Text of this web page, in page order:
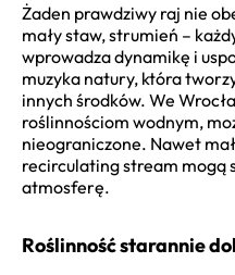
Żaden prawdziwy raj nie
mały staw, strumień –
wprowadza dynamikę i
muzyka natury, która
innych środków. We
roślinnościom wodnym,
nieograniczone. Nawet
recirculating stream mogą
atmosferę.
Roślinność starannie